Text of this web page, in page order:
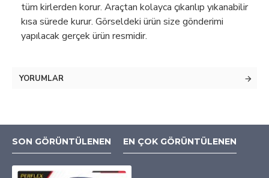
tüm kirlerden korur. Araçtan kolayca çıkarılıp yıkanabilir
kısa sürede kurur. Görseldeki ürün size gönderimi
yapılacak gerçek ürün resmidir.
YORUMLAR
SON GÖRÜNTÜLENEN EN ÇOK GÖRÜNTÜLENEN